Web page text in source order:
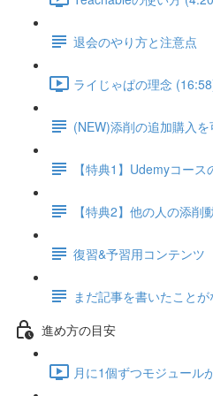
退会のやり方と注意点
ライじゃぱの理念
(NEW)添削の追加購入
【特典1】Udemyコー
【特典2】他の人の添
復習&予習用コンテンツ
まだ記事を書いたこと
進め方の目安
月に1個ずつモジュール